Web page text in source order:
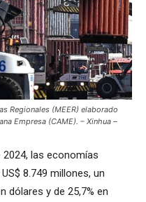
Regionales (MEER) elaborado
Empresa (CAME). – Xinhua –
las economías
8.749 millones, un
dólares y de 25,7% en